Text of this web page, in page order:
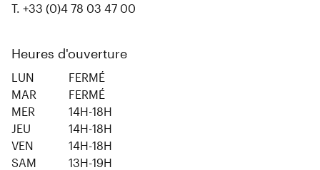
T. +33 (0)4 78 03 47 00
Heures d'ouverture
LUN
FERMÉ
MAR
FERMÉ
MER
14H-18H
JEU
14H-18H
VEN
14H-18H
SAM
13H-19H